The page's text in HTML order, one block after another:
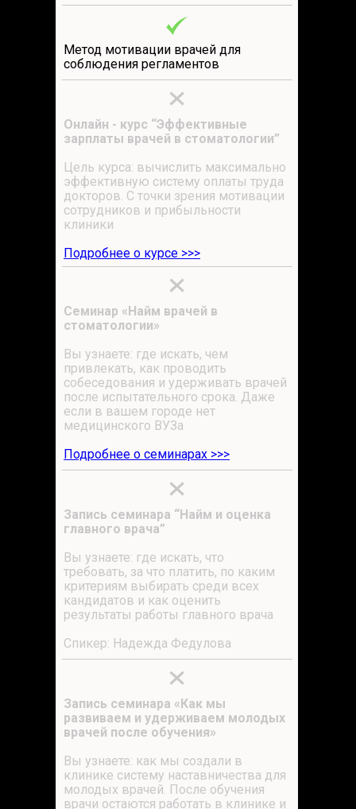
Метод мотивации врачей для
соблюдения регламентов
Онлайн - курс “Эффективные
зарплаты врачей в стоматологии”
Цель курса: вычислить максимально
эффективную систему оплаты труда
докторов. С точки зрения мотивации
сотрудников и прибыльности
клиники
Подробнее о курсе >>>
Cеминар «Найм врачей в
стоматологии»
Вы узнаете: где искать, чем
привлекать, как проводить
собеседования и удерживать врачей
после испытательного срока. Даже
если в вашем городе нет
медицинского ВУЗа
Подробнее о семинарах >>>
Запись семинара “Найм и оценка
главного врача”
Вы узнаете: где искать, что
требовать, за что платить, по каким
критериям выбирать среди всех
кандидатов и как оценить
результаты работы главного врача
Спикер: Надежда Федулова
Запись семинара «Как мы
развиваем и удерживаем молодых
врачей после обучения»
Вы узнаете: как мы создали в
клинике систему наставничества для
молодых врачей. После обучения
врачи остаются работать в клинике и